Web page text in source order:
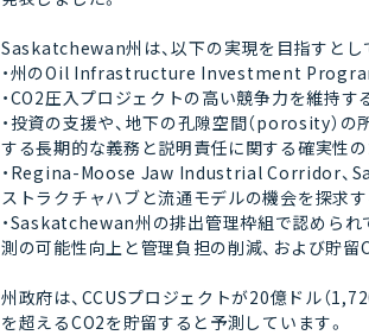
Saskatchewan州は、以下の実現を目指すとし
・州のOil Infrastructure Investment Program
・CO2圧入プロジェクトの高い競争力を維持
・投資の支援や、地下の孔隙空間（porosity）
する長期的な義務と説明責任に関する確実性
・Regina-Moose Jaw Industrial Corridor、
ストラクチャハブと流通モデルの機会を探求す
・Saskatchewan州の排出管理枠組で認められ
測の可能性向上と管理負担の削減、および貯
州政府は、CCUSプロジェクトが20億ドル（
を超えるCO2を貯留すると予測しています。